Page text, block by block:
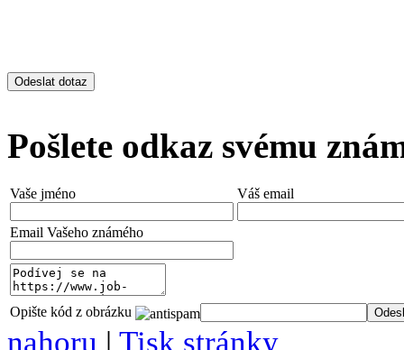
Pošlete odkaz svému
Vaše jméno Váš email
Email Vašeho známého
Opište kód z obrázku
nahoru | Tisk stránky